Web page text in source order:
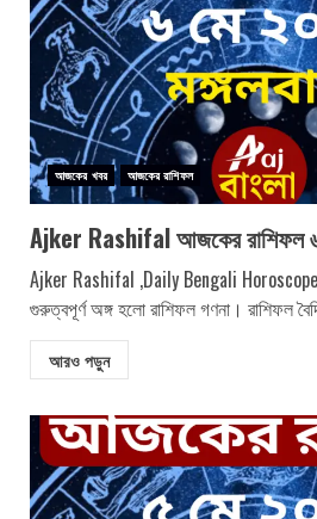
আজকের খবর আজকের রাশিফল
Ajker Rashifal আজকের রাশিফল
Ajker Rashifal ,Daily Bengali Horoscope
গুরুত্বপূর্ণ অঙ্গ হলো রাশিফল গণনা। রাশিফল
আরও পড়ুন